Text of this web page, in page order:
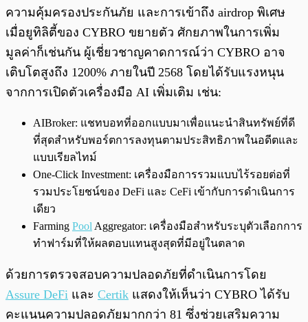
ความคุ้มครองประกันภัย และการเข้าถึง airdrop พิเศษ
เมื่อยูทิลิตี้ของ CYBRO ขยายตัว ศักยภาพในการเพิ่ม
มูลค่าก็เช่นกัน ผู้เชี่ยวชาญคาดการณ์ว่า CYBRO อาจ
เติบโตสูงถึง 1200% ภายในปี 2568 โดยได้รับแรงหนุน
จากการเปิดตัวเครื่องมือ AI เพิ่มเติม เช่น:
AIBroker: แชทบอทที่ออกแบบมาเพื่อแนะนำสินทรัพย์ที่ดี
ที่สุดสำหรับพอร์ตการลงทุนตามประสิทธิภาพในอดีตและ
แบบเรียลไทม์
One-Click Investment: เครื่องมือการรวมแบบไร้รอยต่อที่
รวมประโยชน์ของ DeFi และ CeFi เข้ากับการดำเนินการ
เดียว
Farming Pool Aggregator: เครื่องมือสำหรับระบุตัวเลือกการ
ทำฟาร์มที่ให้ผลตอบแทนสูงสุดที่มีอยู่ในตลาด
ด้วยการตรวจสอบความปลอดภัยที่ดำเนินการโดย
Assure DeFi และ Certik แสดงให้เห็นว่า CYBRO ได้รับ
คะแนนความปลอดภัยมากกว่า 81 ซึ่งช่วยเสริมความ